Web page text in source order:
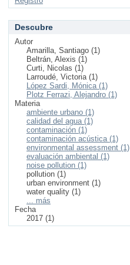
Descubre
Autor
Amarilla, Santiago (1)
Beltrán, Alexis (1)
Curti, Nicolas (1)
Larroudé, Victoria (1)
López Sardi, Mónica (1)
Plotz Ferrazi, Alejandro (1)
Materia
ambiente urbano (1)
calidad del agua (1)
contaminación (1)
contaminación acústica (1)
environmental assessment (1)
evaluación ambiental (1)
noise pollution (1)
pollution (1)
urban environment (1)
water quality (1)
... más
Fecha
2017 (1)